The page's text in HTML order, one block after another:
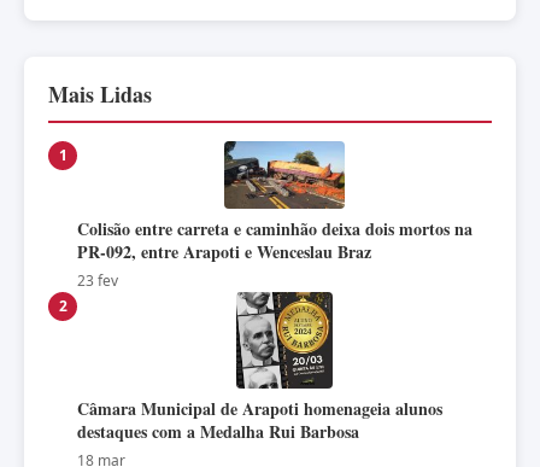
Mais Lidas
1
Colisão entre carreta e caminhão deixa dois mortos na
PR-092, entre Arapoti e Wenceslau Braz
23 fev
2
Câmara Municipal de Arapoti homenageia alunos
destaques com a Medalha Rui Barbosa
18 mar